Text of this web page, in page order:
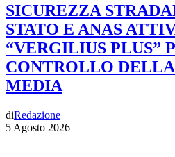
SICUREZZA
STATO E ANAS
“VERGILIUS PLUS”
CONTROLLO
MEDIA
diRedazione
5 Agosto 2026